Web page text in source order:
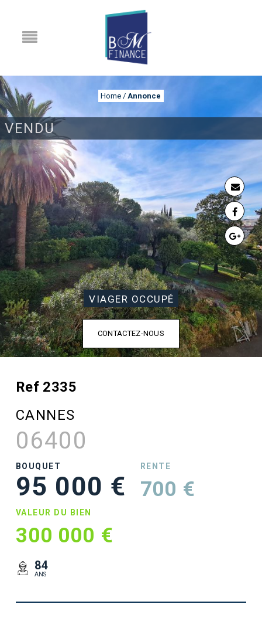
VENDU
Home / Annonce
ANNONCE
VIAGER OCCUPÉ
CONTACTEZ-NOUS
Ref 2335
CANNES
06400
BOUQUET
95 000 €
RENTE
700 €
VALEUR DU BIEN
300 000 €
84
ANS